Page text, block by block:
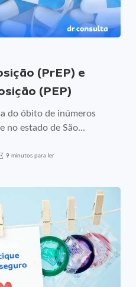
(PrEP) e
(PEP)
do óbito de inúmeros
no estado de São...
9 minutos para ler